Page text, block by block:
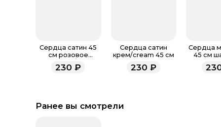
Сердца сатин 45
см розовое
230 ₽
Сердца сатин
крем/cream 45 см
230 ₽
Сердца
45 см
Ранее вы смотрели